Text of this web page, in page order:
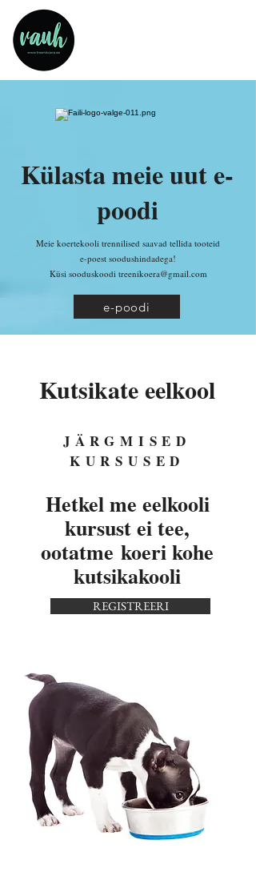
Külasta meie uut e-
poodi
Meie koertekooli trennilised saavad tellida tooteid
e-poest soodushindadega!
Küsi sooduskoodi treenikoera@gmail.com
e-poodi
Kutsikate eelkool
JÄRGMISED
KURSUSED
Hetkel me eelkooli
kursust ei tee,
ootatme koeri kohe
kutsikakooli
REGISTREERI